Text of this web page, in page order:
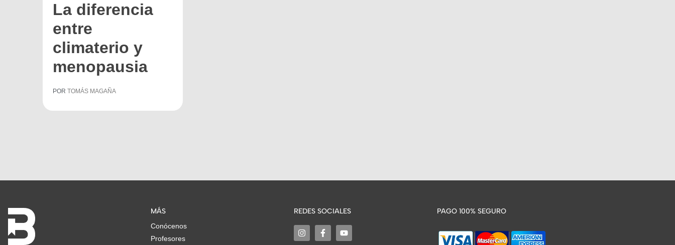
La diferencia
entre
climaterio y
menopausia
POR TOMÁS MAGAÑA
MÁS
Conócenos
Profesores
REDES SOCIALES PAGO 100% SEGURO